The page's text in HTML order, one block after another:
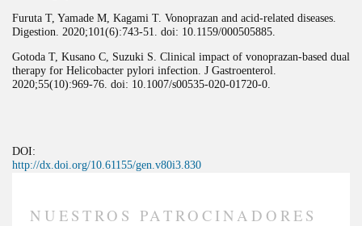
Furuta T, Yamade M, Kagami T. Vonoprazan and acid-related diseases.
Digestion. 2020;101(6):743-51. doi: 10.1159/000505885.
Gotoda T, Kusano C, Suzuki S. Clinical impact of vonoprazan-based dual
therapy for Helicobacter pylori infection. J Gastroenterol.
2020;55(10):969-76. doi: 10.1007/s00535-020-01720-0.
DOI:
http://dx.doi.org/10.61155/gen.v80i3.830
NUESTROS PATROCINADORES